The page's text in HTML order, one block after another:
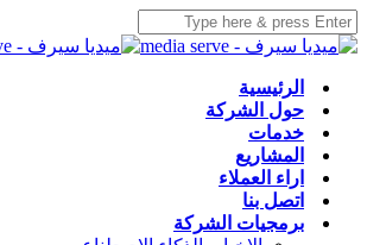
الرئيسية
حول الشركة
خدمات
المشاريع
اراء العملاء
اتصل بنا
برمجيات الشركة